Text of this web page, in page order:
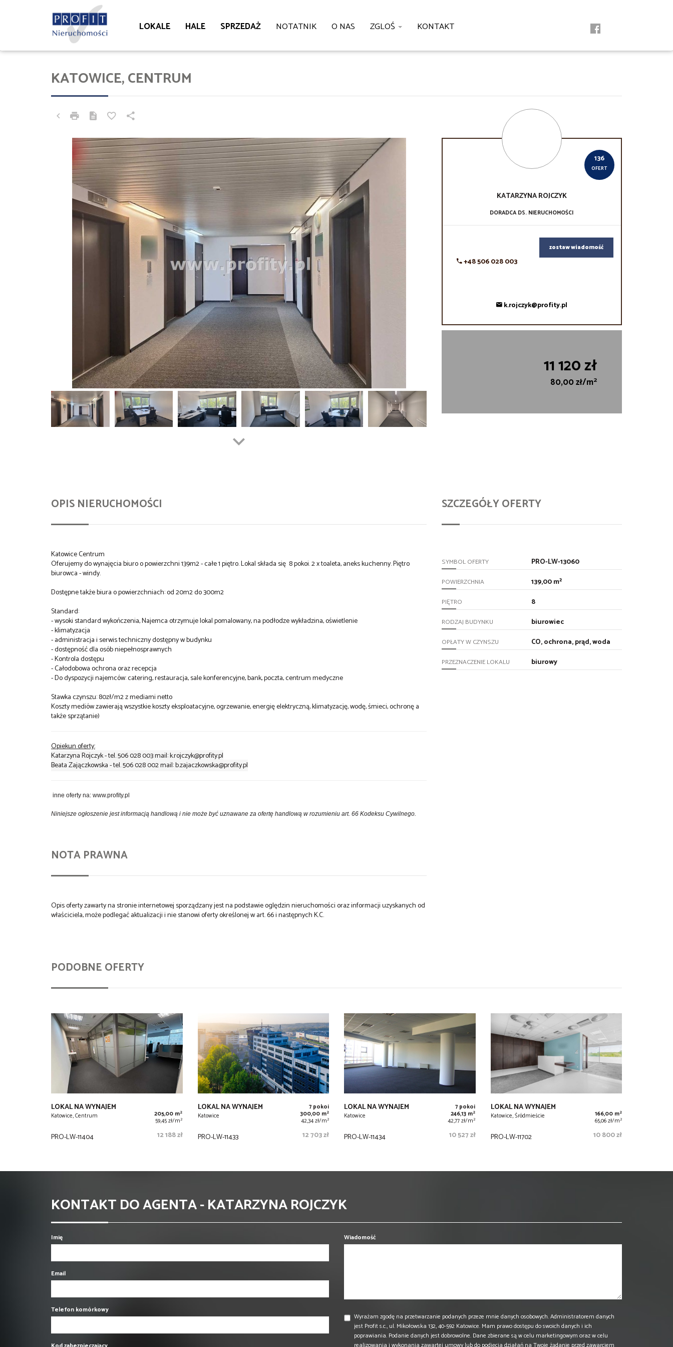
LOKALE HALE SPRZEDAŻ NOTATNIK O NAS ZGLOŚ KONTAKT
KATOWICE, CENTRUM
136
OFERT
KATARZYNAROJCZYK
DORADCA DS. NIERUCHOMOŚCI
+48 506 028 003
zostaw wiadomość
k.rojczyk@profity.pl
11 120 zł
80,00 zł/m2
OPIS NIERUCHOMOŚCI
Katowice Centrum
Oferujemy do wynajęcia biuro o powierzchni 139m2 - całe 1 piętro. Lokal składa się 8 pokoi. 2 x toaleta, aneks kuchenny. Piętro
biurowca - windy.
Dostępne także biura o powierzchniach: od 20m2 do 300m2
Standard:
- wysoki standard wykończenia, Najemca otrzymuje lokal pomalowany, na podłodze wykładzina, oświetlenie
- klimatyzacja
- administracja i serwis techniczny dostępny w budynku
- dostępność dla osób niepełnosprawnych
- Kontrola dostępu
- Całodobowa ochrona oraz recepcja
- Do dyspozycji najemców: catering, restauracja, sale konferencyjne, bank, poczta, centrum medyczne
Stawka czynszu: 80zł/m2 z mediami netto
Koszty mediów zawierają wszystkie koszty eksploatacyjne, ogrzewanie, energię elektryczną, klimatyzację, wodę, śmieci, ochronę a
także sprzątanie)
Opiekun oferty:
Katarzyna Rojczyk - tel. 506 028 003 mail: k.rojczyk@profity.pl
Beata Zajączkowska - tel. 506 028 002 mail: b.zajaczkowska@profity.pl
inne oferty na: www.profity.pl
Niniejsze ogłoszenie jest informacją handlową i nie może być uznawane za ofertę handlową w rozumieniu art. 66 Kodeksu Cywilnego.
NOTA PRAWNA
Opis oferty zawarty na stronie internetowej sporządzany jest na podstawie oględzin nieruchomości oraz informacji uzyskanych od
właściciela, może podlegać aktualizacji i nie stanowi oferty określonej w art. 66 i następnych K.C.
SZCZEGÓŁY OFERTY
SYMBOL OFERTY PRO-LW-13060
POWIERZCHNIA 139,00 m²
PIĘTRO 8
RODZAJ BUDYNKU biurowiec
OPŁATY W CZYNSZU CO, ochrona, prąd, woda
PRZEZNACZENIE LOKALU biurowy
PODOBNE OFERTY
LOKAL NA WYNAJEM
Katowice, Centrum 205,00 m2
59,45 zł/m2
PRO-LW-11404 12 188 zł
LOKAL NA WYNAJEM
Katowice
7 pokoi
300,00 m2
42,34 zł/m2
PRO-LW-11433 12 703 zł
LOKAL NA WYNAJEM
Katowice
7 pokoi
246,13 m2
42,77 zł/m2
PRO-LW-11434 10 527 zł
LOKAL NA WYNAJEM
Katowice, Śródmieście 166,00 m2
65,06 zł/m2
PRO-LW-11702 10 800 zł
KONTAKT DO AGENTA - KATARZYNA ROJCZYK
Imię
Email
Telefon komórkowy
Wiadomość
Wyrażam zgodę na przetwarzanie podanych przeze mnie danych osobowych. Administratorem danych
jest Profit s.c., ul. Mikołowska 132, 40-592 Katowice. Mam prawo dostępu do swoich danych i ich
poprawiania. Podanie danych jest dobrowolne. Dane zbierane są w celu marketingowym oraz w celu